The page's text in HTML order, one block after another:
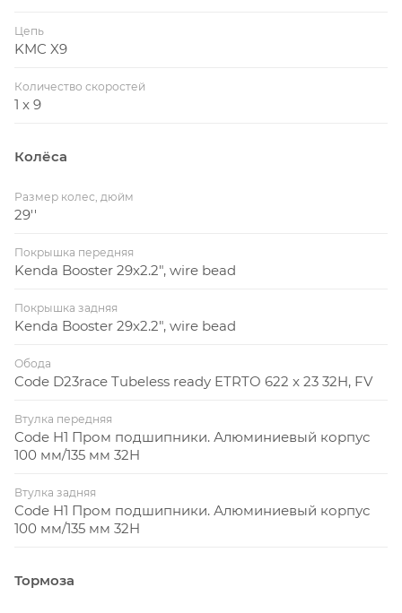
Цепь
KMC X9
Количество скоростей
1 x 9
Колёса
Размер колес, дюйм
29''
Покрышка передняя
Kenda Booster 29x2.2", wire bead
Покрышка задняя
Kenda Booster 29x2.2", wire bead
Обода
Code D23race Tubeless ready ETRTO 622 x 23 32H, FV
Втулка передняя
Code H1 Пром подшипники. Алюминиевый корпус
100 мм/135 мм 32H
Втулка задняя
Code H1 Пром подшипники. Алюминиевый корпус
100 мм/135 мм 32H
Тормоза